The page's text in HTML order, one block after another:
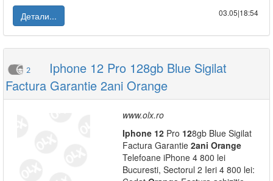
Детали...
03.05|18:54
2
Iphone 12 Pro 128gb Blue Sigilat
Factura Garantie 2ani Orange
www.olx.ro
Iphone 12 Pro 128gb Blue Sigilat
Factura Garantie 2ani Orange
Telefoane iPhone 4 800 lei
Bucuresti, Sectorul 2 Ieri 4 800 lei: